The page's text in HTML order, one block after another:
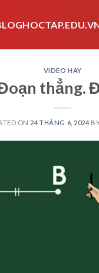
VIDEO HAY
thẳng.
ON 24 THÁNG 6, 2024